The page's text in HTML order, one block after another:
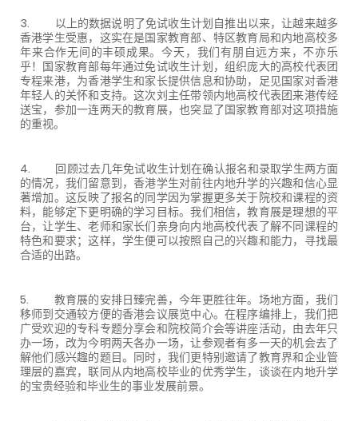
3. 以上的数据说明了免试收生计划自推出以来，让越来越多
香港学生受惠，这实在是国家教育部、特区教育局和内地高校多
年来合作无间的丰硕成果。今天，我们有朋自远方来，不亦乐
乎！国家教育部每年通过免试收生计划，组织庞大的高校代表团
专程来港，为香港学生和家长提供信息和协助，足见国家对香港
年轻人的关怀和支持。这次刘主任带领内地高校代表团来港传经
送宝，参加一连两天的教育展，也突显了国家教育部对这项措施
的重视。
4. 回顾过去几年免试收生计划在确认报名和录取学生两方面
的情况，我们留意到，香港学生对前往内地升学的兴趣和信心显
著增加。这反映了报名的同学因为掌握更多关于院校和课程的资
料，能够定下更明确的学习目标。我们相信，教育展是理想的平
台，让学生、老师和家长们亲身向内地高校代表了解不同课程的
特色和要求；这样，学生便可以按照自己的兴趣和能力，寻找最
合适的出路。
5. 教育展的安排日臻完善，今年更胜往年。场地方面，我们
移师到交通较方便的香港会议展览中心。在程序编排上，我们把
广受欢迎的专科专题分享会和院校简介会等讲座活动，由去年只
办一场，改为今明两天各办一场，让参观者有多一天的机会去了
解他们感兴趣的题目。同时，我们更特别邀请了教育界和企业管
理层的嘉宾，联同从内地高校毕业的优秀学生，谈谈在内地升学
的宝贵经验和毕业生的事业发展前景。